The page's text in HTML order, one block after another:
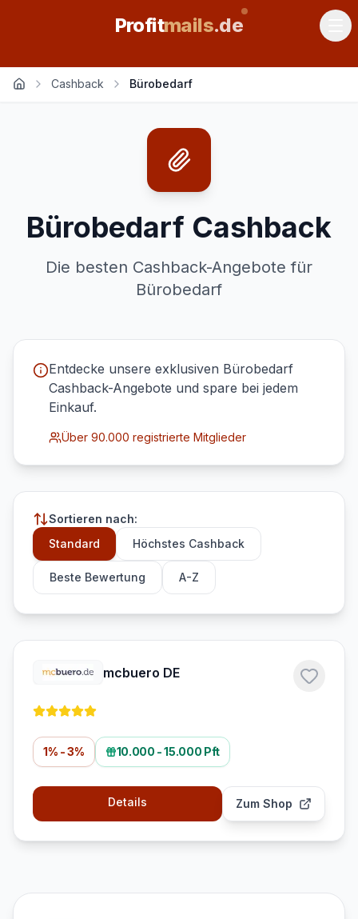
Profitmails.de
Cashback Bürobedarf
Bürobedarf Cashback
Die besten Cashback-Angebote für
Bürobedarf
Entdecke unsere exklusiven Bürobedarf
Cashback-Angebote und spare bei jedem
Einkauf.
Über 90.000 registrierte Mitglieder
Sortieren nach:
Standard
Höchstes Cashback
Beste Bewertung A-Z
mcbuero DE
1% - 3% 10.000 - 15.000 Pft
Details Zum Shop